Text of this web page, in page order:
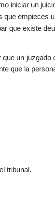
iniciar un
que empieces
que existe
un juzgado
que la
tribunal.